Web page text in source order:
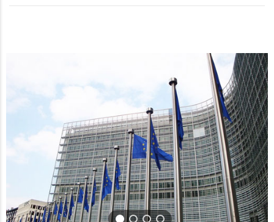
READ MORE
μερίδα του
Μπορείτε να αγοράσετε bitcoin είτε από τα αντίστοιχα
READ MORE